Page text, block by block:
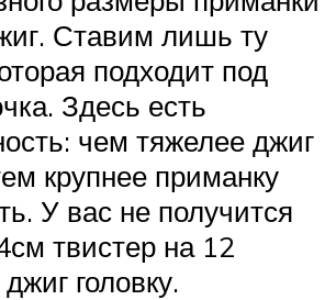
Ставим лишь ту
подходит под
Здесь есть
чем тяжелее джиг
крупнее приманку
У вас не получится
твистер на 12
головку.